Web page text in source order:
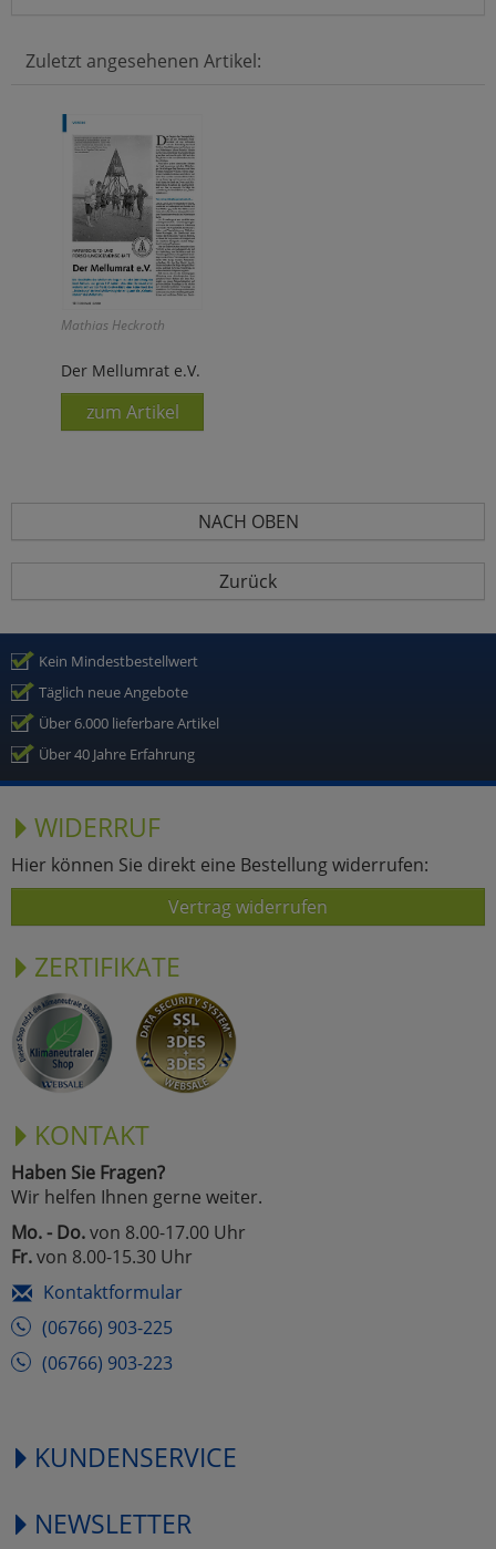
Zuletzt angesehenen Artikel:
Mathias Heckroth
Der Mellumrat e.V.
zum Artikel
NACH OBEN
Zurück
Kein Mindestbestellwert
Täglich neue Angebote
Über 6.000 lieferbare Artikel
Über 40 Jahre Erfahrung
WIDERRUF
Hier können Sie direkt eine Bestellung widerrufen:
Vertrag widerrufen
ZERTIFIKATE
KONTAKT
Haben Sie Fragen?
Wir helfen Ihnen gerne weiter.
Mo. - Do.von 8.00-17.00 Uhr
Fr.von 8.00-15.30 Uhr
Kontaktformular
(06766) 903-225
(06766) 903-223
KUNDENSERVICE
NEWSLETTER